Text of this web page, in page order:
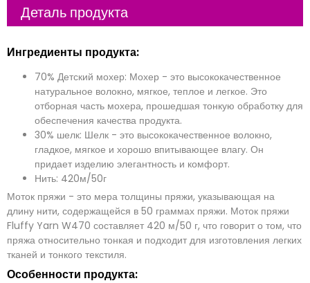
л
е
р
о
н
а
я
п
о
ч
т
а
*
о
м
а
н
и
я
С
о
о
б
щ
е
н
и
е
*
отправить сейчас
Деталь продукта
Ингредиенты продукта:
70% Детский мохер: Мохер - это высококачественное
натуральное волокно, мягкое, теплое и легкое. Это
отборная часть мохера, прошедшая тонкую обработку для
обеспечения качества продукта.
30% шелк: Шелк - это высококачественное волокно,
гладкое, мягкое и хорошо впитывающее влагу. Он
придает изделию элегантность и комфорт.
Нить: 420м/50г
Моток пряжи - это мера толщины пряжи, указывающая на
длину нити, содержащейся в 50 граммах пряжи. Моток пряжи
Fluffy Yarn W470 составляет 420 м/50 г, что говорит о том, что
пряжа относительно тонкая и подходит для изготовления легких
тканей и тонкого текстиля.
Особенности продукта: